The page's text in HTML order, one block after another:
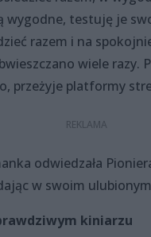
wygodne, testuję je
razem i na
wiele razy.
przeżyje platformy
odwiedzała
w swoim
kiniarzu